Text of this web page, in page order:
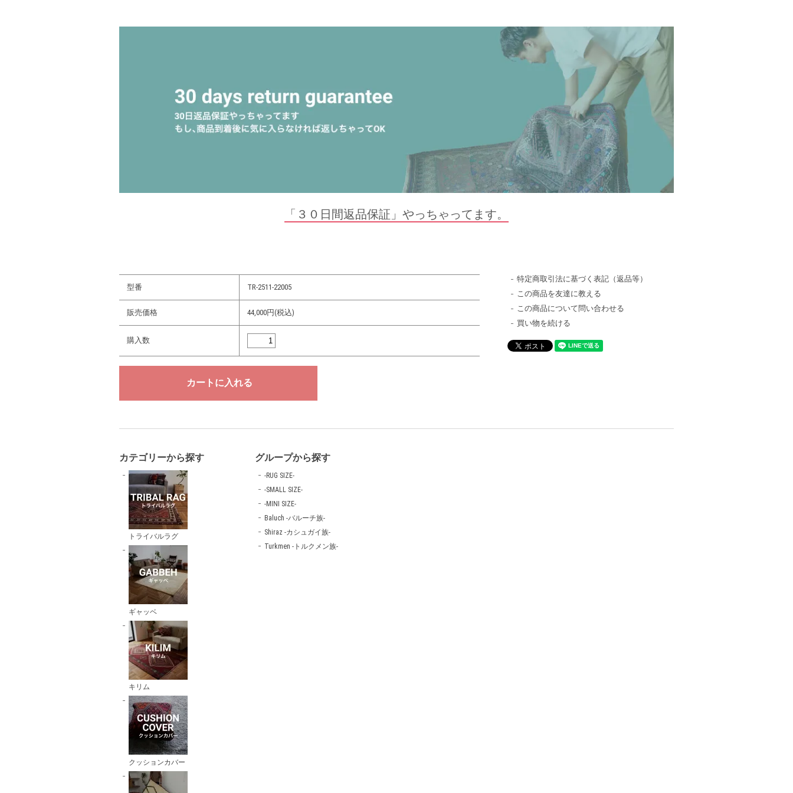
「３０日間返品保証」やっちゃってます。
型番 TR-2511-22005
販売価格 44,000円(税込)
購入数
特定商取引法に基づく表記（返品等）
この商品を友達に教える
この商品について問い合わせる
買い物を続ける
カテゴリーから探す
トライバルラグ
ギャッベ
キリム
クッションカバー
グループから探す
-RUG SIZE-
-SMALL SIZE-
-MINI SIZE-
Baluch -バルーチ族-
Shiraz -カシュガイ族-
Turkmen -トルクメン族-